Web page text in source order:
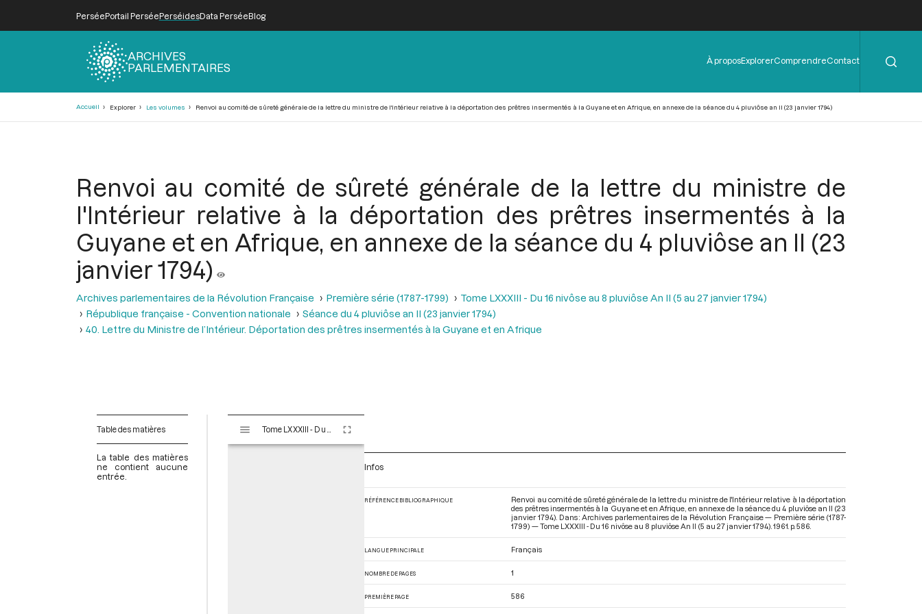
PerséePortail PerséePerséidesData PerséeBlog
ARCHIVES
PARLEMENTAIRES
Menu
de
À proposExplorerComprendreContact
Accueil Explorer Les volumes Renvoi au comité de sûreté générale de la lettre du ministre de l'Intérieur relative à la déportation des prêtres insermentés à la Guyane et en Afrique, en annexe de la séance du 4 pluviôse an II (23 janvier 1794)
Renvoi au comité de sûreté générale de la lettre du ministre de
l'Intérieur relative à la déportation des prêtres insermentés à la
Guyane et en Afrique, en annexe de la séance du 4 pluviôse an II (23
janvier 1794)
Archives parlementaires de la Révolution Française Première série (1787-1799)
Tome LXXXIII - Du 16 nivôse au 8 pluviôse An II (5 au 27 janvier 1794)
République française - Convention nationale
Séance du 4 pluviôse an II (23 janvier 1794)
40. Lettre du Ministre de l’Intérieur. Déportation des prêtres insermentés à la Guyane et en Afrique
Table des matières
La table des matières
ne contient aucune
entrée.
s
Infos
RÉFÉRENCE BIBLIOGRAPHIQUE
Renvoi au comité de sûreté générale de la lettre du ministre de l'Intérieur relative à la déportation
des prêtres insermentés à la Guyane et en Afrique, en annexe de la séance du 4 pluviôse an II (23
janvier 1794). Dans : Archives parlementaires de la Révolution Française — Première série (1787-
1799) — Tome LXXXIII - Du 16 nivôse au 8 pluviôse An II (5 au 27 janvier 1794) . 1961. p. 586.
LANGUE PRINCIPALE Français
NOMBRE DE PAGES 1
PREMIÈRE PAGE 586